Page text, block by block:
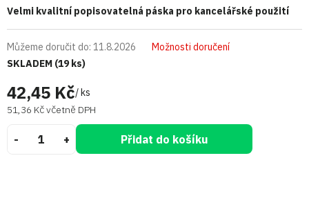
42,45 Kč/ ks
51,36 Kč včetně DPH
SKLADEM (19 ks)
Můžeme doručit do: 11.8.2026 Možnosti doručení
Přidat do košíku
Velmi kvalitní popisovatelná páska pro kancelářské použití